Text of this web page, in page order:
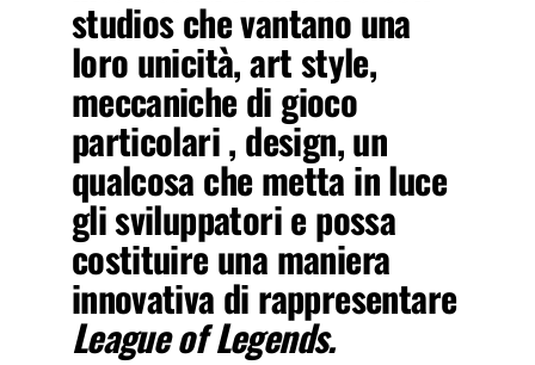
studios che vantano una
loro unicità, art style,
meccaniche di gioco
particolari , design, un
qualcosa che metta in luce
gli sviluppatori e possa
costituire una maniera
innovativa di rappresentare
League of Legends.